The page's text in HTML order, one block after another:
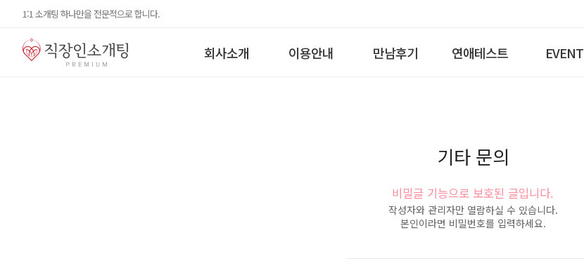
1:1 소개팅 하나만을 전문적으로 합니다.
회사소개 이용안내 만남후기 연애테스트 EVENT
기타 문의
비밀글 기능으로 보호된 글입니다.
작성자와 관리자만 열람하실 수 있습니다.
본인이라면 비밀번호를 입력하세요.